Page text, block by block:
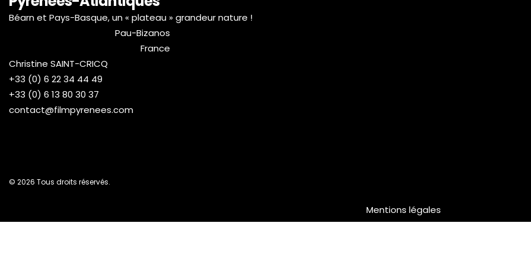
Béarn et Pays-Basque, un « plateau » grandeur nature !
Pau-Bizanos
France
Christine SAINT-CRICQ
+33 (0) 6 22 34 44 49
+33 (0) 6 13 80 30 37
contact@filmpyrenees.com
© 2026 Tous droits réservés.
Mentions légales